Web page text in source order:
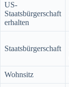
US-
Staatsbürgerschaft
erhalten
Staatsbürgerschaft
Wohnsitz